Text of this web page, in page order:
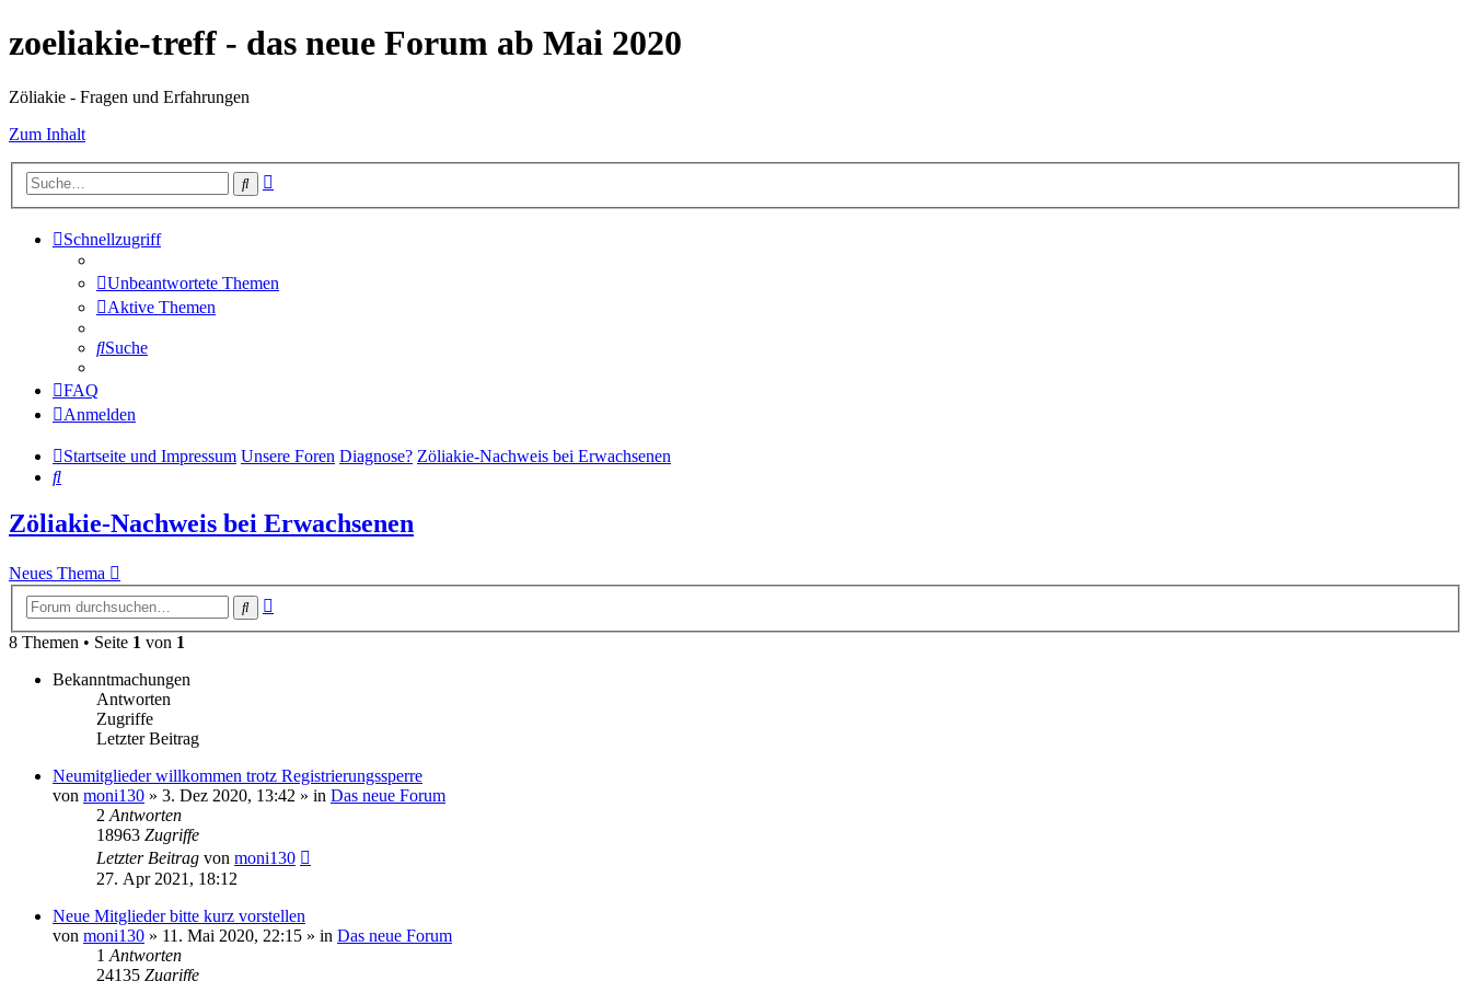
zoeliakie-treff - das neue Forum ab Mai 2020
Zöliakie - Fragen und Erfahrungen
Zum Inhalt
Suche
Schnellzugriff
Unbeantwortete Themen
Aktive Themen
Suche
FAQ
Anmelden
Startseite und Impressum Unsere Foren Diagnose? Zöliakie-Nachweis bei Erwachsenen
Suche
Zöliakie-Nachweis bei Erwachsenen
Neues Thema
Suche
8 Themen • Seite 1 von 1
Bekanntmachungen
Antworten
Zugriffe
Letzter Beitrag
Neumitglieder willkommen trotz Registrierungssperre
von moni130 » 3. Dez 2020, 13:42 » in Das neue Forum
2 Antworten
18963 Zugriffe
Letzter Beitrag von moni130
27. Apr 2021, 18:12
Neue Mitglieder bitte kurz vorstellen
von moni130 » 11. Mai 2020, 22:15 » in Das neue Forum
1 Antworten
24135 Zugriffe